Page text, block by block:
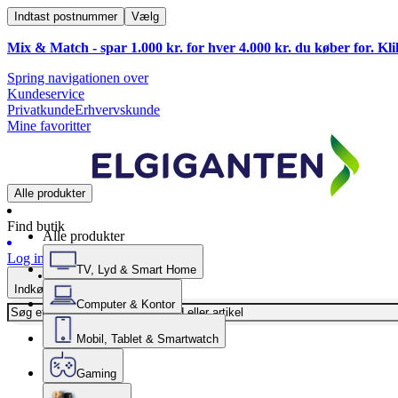
Indtast postnummer Vælg
Mix & Match - spar 1.000 kr. for hver 4.000 kr. du køber for.
Spring navigationen over
Kundeservice
PrivatkundeErhvervskunde
Mine favoritter
Alle produkter
Find butik
Log ind
Indkøbskurv
Alle produkter
TV, Lyd & Smart Home
Computer & Kontor
Mobil, Tablet & Smartwatch
Gaming